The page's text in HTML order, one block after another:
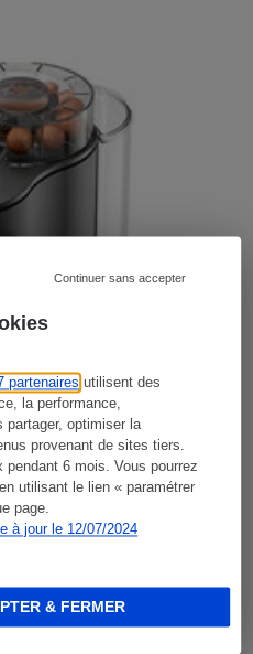
partenaires utilisent des
la performance,
partager, optimiser la
provenant de sites tiers.
6 mois. Vous pourrez
utilisant le lien « paramétrer
page.
à jour le 12/07/2024
Continuer sans accepter
& FERMER
CoffeeB (vidéo)